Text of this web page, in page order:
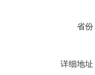
省份
详细地址